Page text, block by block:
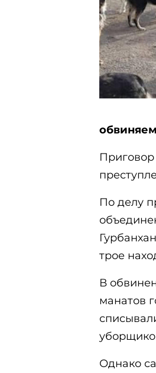
По делу
трое
В
манатов
Однако